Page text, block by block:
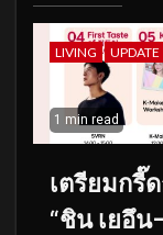
LIVING UPDATE
1 min read
เตรียมกรี๊
“ชิน เยอึน